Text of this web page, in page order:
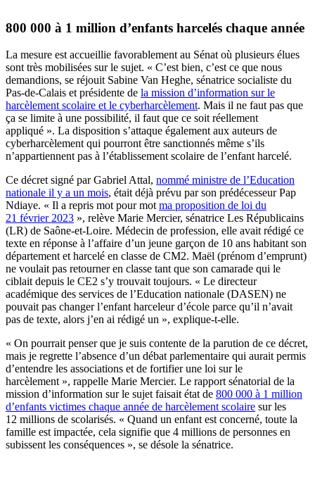
800 000 à 1 million d’enfants harcelés chaque année
La mesure est accueillie favorablement au Sénat où plusieurs élues
sont très mobilisées sur le sujet. « C’est bien, c’est ce que nous
demandions, se réjouit Sabine Van Heghe, sénatrice socialiste du
Pas-de-Calais et présidente de la mission d’information sur le
harcèlement scolaire et le cyberharcèlement. Mais il ne faut pas que
ça se limite à une possibilité, il faut que ce soit réellement
appliqué ». La disposition s’attaque également aux auteurs de
cyberharcèlement qui pourront être sanctionnés même s’ils
n’appartiennent pas à l’établissement scolaire de l’enfant harcelé.
Ce décret signé par Gabriel Attal, nommé ministre de l’Education
nationale il y a un mois, était déjà prévu par son prédécesseur Pap
Ndiaye. « Il a repris mot pour mot ma proposition de loi du
21 février 2023 », relève Marie Mercier, sénatrice Les Républicains
(LR) de Saône-et-Loire. Médecin de profession, elle avait rédigé ce
texte en réponse à l’affaire d’un jeune garçon de 10 ans habitant son
département et harcelé en classe de CM2. Maël (prénom d’emprunt)
ne voulait pas retourner en classe tant que son camarade qui le
ciblait depuis le CE2 s’y trouvait toujours. « Le directeur
académique des services de l’Education nationale (DASEN) ne
pouvait pas changer l’enfant harceleur d’école parce qu’il n’avait
pas de texte, alors j’en ai rédigé un », explique-t-elle.
« On pourrait penser que je suis contente de la parution de ce décret,
mais je regrette l’absence d’un débat parlementaire qui aurait permis
d’entendre les associations et de fortifier une loi sur le
harcèlement », rappelle Marie Mercier. Le rapport sénatorial de la
mission d’information sur le sujet faisait état de 800 000 à 1 million
d’enfants victimes chaque année de harcèlement scolaire sur les
12 millions de scolarisés. « Quand un enfant est concerné, toute la
famille est impactée, cela signifie que 4 millions de personnes en
subissent les conséquences », se désole la sénatrice.